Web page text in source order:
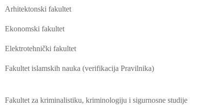
Arhitektonski fakultet
Ekonomski fakultet
Elektrotehnički fakultet
Fakultet islamskih nauka (verifikacija Pravilnika)
Fakultet za kriminalistiku, kriminologiju i sigurnosne studije